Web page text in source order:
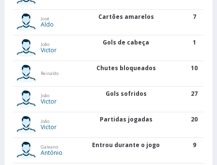
José
Aldo
Cartões amarelos 7
João
Victor
Gols de cabeça 1
Reinaldo
Chutes bloqueados 10
João
Victor
Gols sofridos 27
João
Victor
Partidas jogadas 20
Galeano
António
Entrou durante o jogo 9